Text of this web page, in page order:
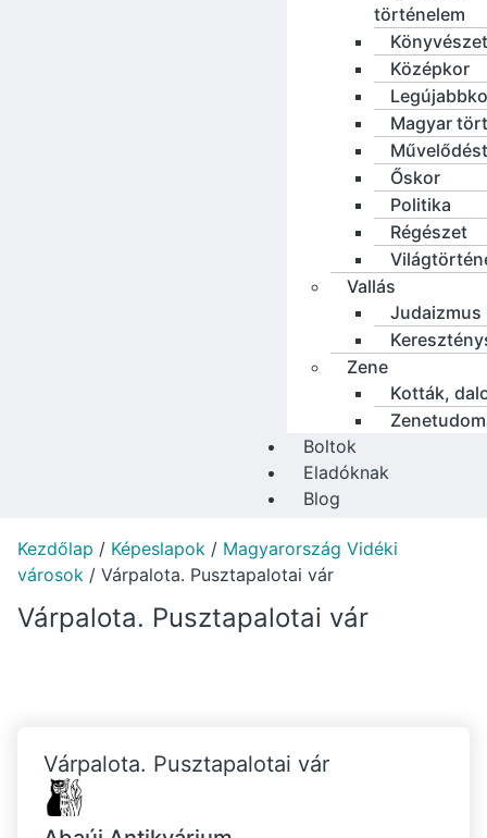
történelem
Könyvészet
Középkor
Magyar
Őskor
Politika
Régészet
Vallás
Judaizmus
Zene
Kották,
Boltok
Eladóknak
Blog
Kezdőlap / Képeslapok / Magyarország Vidéki
városok / Várpalota. Pusztapalotai vár
Várpalota. Pusztapalotai vár
Várpalota. Pusztapalotai vár